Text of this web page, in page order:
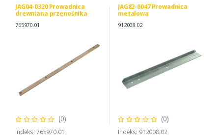
JAG04-0320 Prowadnica
drewniana przenośnika
0007659700
765970.01
(0)
Indeks: 765970.01
JAG82-0047 Prowadnica
metalowa
912008.02
(0)
Indeks: 912008.02